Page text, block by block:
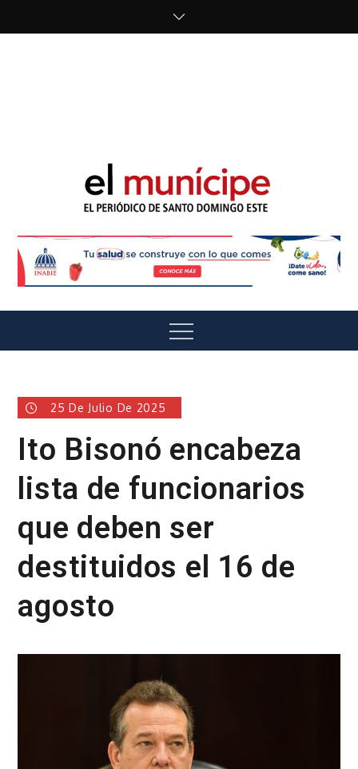
El Munícipe
Menu
25 De Julio De 2025
Ito Bisonó encabeza
lista de funcionarios
que deben ser
destituidos el 16 de
agosto